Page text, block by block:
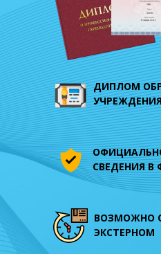
ВОЗМОЖНО
ЭКСТЕРНОМ
СВЕДЕНИЯ В
ДИПЛОМ